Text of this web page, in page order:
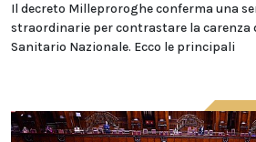
Il decreto Milleproroghe conferma una
straordinarie per contrastare la carenza
Sanitario Nazionale. Ecco le principali